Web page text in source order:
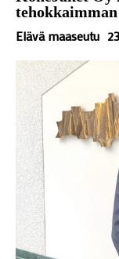
Elävä maaseutu